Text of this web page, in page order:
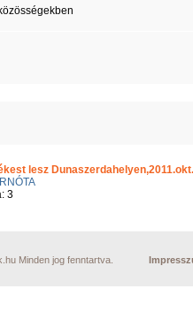
lesz
3
Minden jog fenntartva.